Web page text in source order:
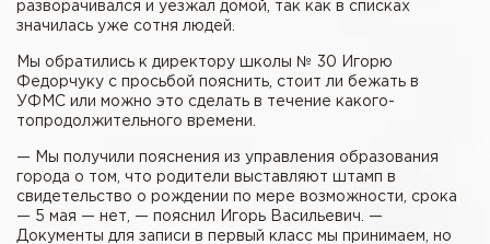
разворачивался и уезжал домой, так как в списках
значилась уже сотня людей.
Мы обратились к директору школы № 30 Игорю
Федорчуку с просьбой пояснить, стоит ли бежать в
УФМС или можно это сделать в течение какого-
топродолжительного времени.
— Мы получили пояснения из управления образования
города о том, что родители выставляют штамп в
свидетельство о рождении по мере возможности, срока
— 5 мая — нет, — пояснил Игорь Васильевич. —
Документы для записи в первый класс мы принимаем, но